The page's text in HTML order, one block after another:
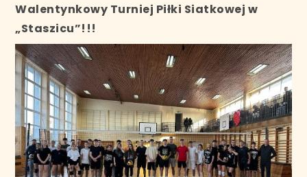
Walentynkowy Turniej Piłki Siatkowej w
„Staszicu”!!!